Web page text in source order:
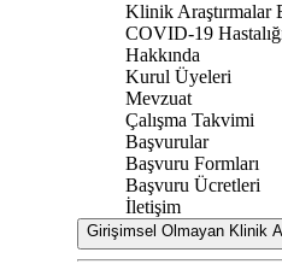
Klinik Araştırmalar
COVID-19
Hakkında
Kurul Üyeleri
Mevzuat
Çalışma Takvimi
Başvurular
Başvuru Formları
Başvuru Ücretleri
İletişim
Girişimsel Olmayan Klinik